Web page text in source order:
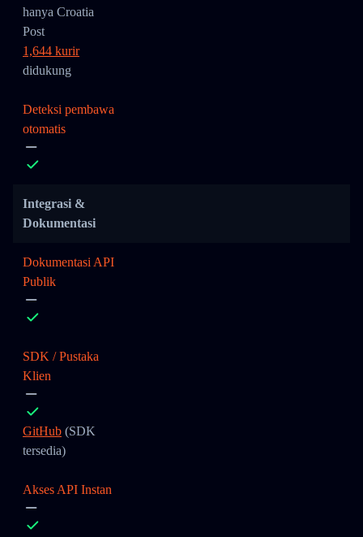
hanya Croatia
Post
1,644 kurir
didukung
Deteksi pembawa
otomatis
Integrasi &
Dokumentasi
Dokumentasi API
Publik
SDK / Pustaka
Klien
GitHub (SDK
tersedia)
Akses API Instan